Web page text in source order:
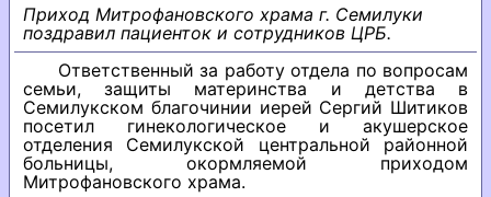
Приход Митрофановского храма г. Семилуки
поздравил пациенток и сотрудников ЦРБ.
Ответственный за работу отдела по вопросам
семьи, защиты материнства и детства в
Семилукском благочинии иерей Сергий Шитиков
посетил гинекологическое и акушерское
отделения Семилукской центральной районной
больницы, окормляемой приходом
Митрофановского храма.